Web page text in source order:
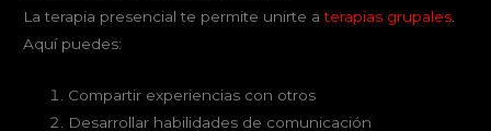
La terapia presencial te permite unirte aterapias grupales
Aquí puedes:
Compartir experiencias con otros
Desarrollar habilidades de comunicación